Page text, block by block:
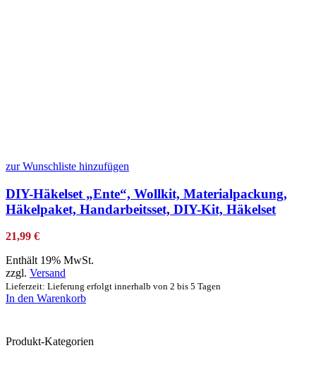
zur Wunschliste hinzufügen
DIY-Häkelset „Ente“, Wollkit, Materialpackung,
Häkelpaket, Handarbeitsset, DIY-Kit, Häkelset
21,99 €
Enthält 19% MwSt.
zzgl. Versand
Lieferzeit: Lieferung erfolgt innerhalb von 2 bis 5 Tagen
In den Warenkorb
Produkt-Kategorien